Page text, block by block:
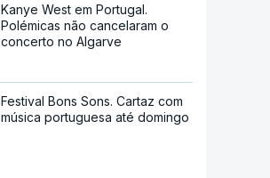
Kanye West em Portugal.
Polémicas não cancelaram o
concerto no Algarve
Festival Bons Sons. Cartaz com
música portuguesa até domingo